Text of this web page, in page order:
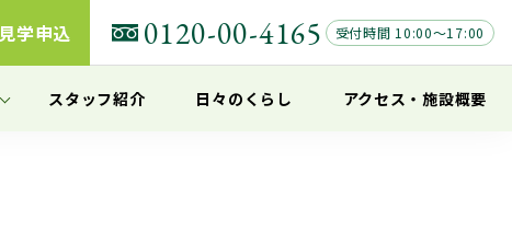
見学申込 0120-00-4165 受付時間 10:00～17:00
スタッフ紹介 日々のくらし アクセス ・施設概要